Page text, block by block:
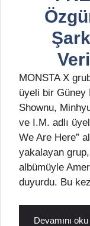
MONSTA X
üyeli bir Güney
Shownu,
ve I.M. adlı
We Are Here”
yakalayan grup,
albümüyle
duyurdu. Bu
Devamını oku